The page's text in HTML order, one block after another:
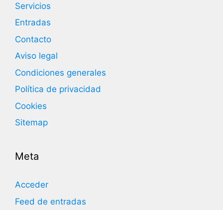
Servicios
Entradas
Contacto
Aviso legal
Condiciones generales
Política de privacidad
Cookies
Sitemap
Meta
Acceder
Feed de entradas